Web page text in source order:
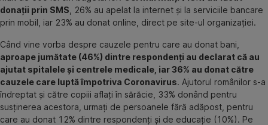
donații prin SMS , 26% au apelat la internet și la serviciile bancare
prin mobil, iar 23% au donat online, direct pe site-ul organizației.
Când vine vorba despre cauzele pentru care au donat bani,
aproape jumătate (46%) dintre respondenți au declarat că au
ajutat spitalele și centrele medicale, iar 36% au donat către
cauzele care luptă împotriva Coronavirus. Ajutorul românilor s-a
îndreptat și către copiii aflați în sărăcie, 33% donând pentru
susținerea acestora, urmați de persoanele fără adăpost, pentru
care au donat 12% dintre respondenți și de educație (10%). Pe